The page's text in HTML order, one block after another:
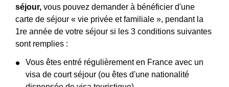
séjour, vous pouvez demander à bénéficier d'une
carte de séjour « vie privée et familiale », pendant la
1re année de votre séjour si les 3 conditions suivantes
sont remplies :
Vous êtes entré régulièrement en France avec un
visa de court séjour (ou êtes d'une nationalité